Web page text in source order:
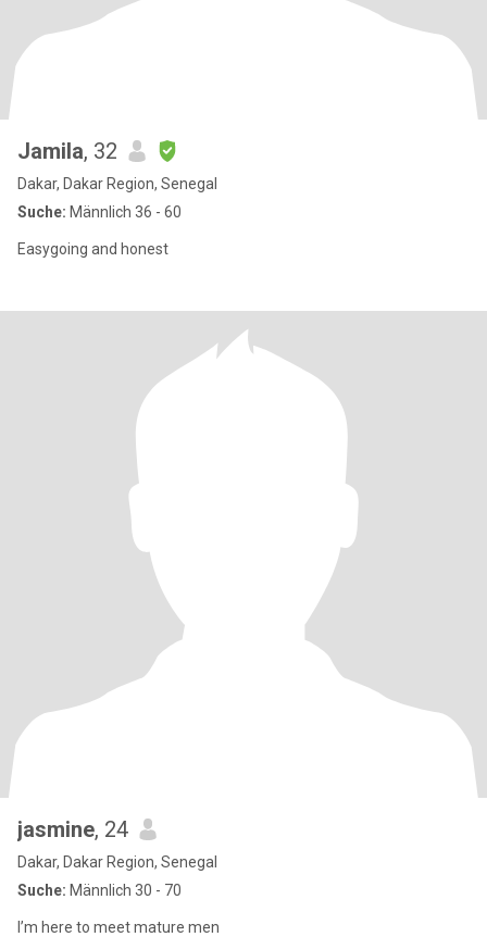
Jamila, 32
Dakar, Dakar Region, Senegal
Suche: Männlich 36 - 60
Easygoing and honest
jasmine, 24
Dakar, Dakar Region, Senegal
Suche: Männlich 30 - 70
I’m here to meet mature men